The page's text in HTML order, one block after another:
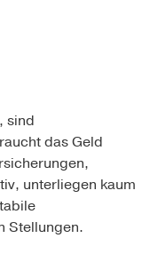
sind
das Geld
unterliegen kaum
Stellungen.